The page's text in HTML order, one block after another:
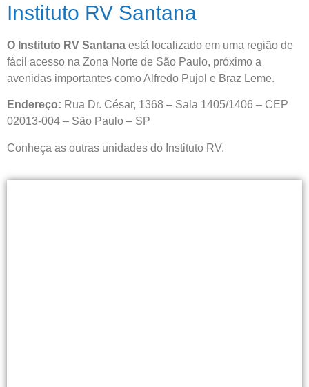
Instituto RV Santana
O Instituto RV Santana está localizado em uma região de
fácil acesso na Zona Norte de São Paulo, próximo a
avenidas importantes como Alfredo Pujol e Braz Leme.
Endereço: Rua Dr. César, 1368 – Sala 1405/1406 – CEP
02013-004 – São Paulo – SP
Conheça as outras unidades do Instituto RV.